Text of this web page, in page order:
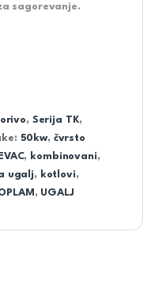
sagorevanje.
, Serija TK,
50kw, čvrsto
, kombinovani,
ugalj, kotlovi,
, UGALJ